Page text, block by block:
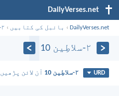
DailyVerses.net
DailyVerses.net
› بائبل کی کتابیں › ۲-سلاطِین
۲-سلاطِین 10
URD ۲-سلاطِین 10 آن لائن پڑھیں